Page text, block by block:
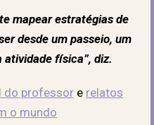
mapear estratégias de
desde um passeio, um
física”, diz.
do professor e relatos
o mundo